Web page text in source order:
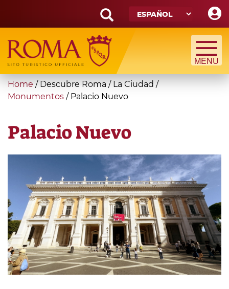
main
content
Search
form
Búsqueda
You
are
Home / Descubre Roma / La Ciudad /
Monumentos / Palacio Nuevo
Palacio Nuevo